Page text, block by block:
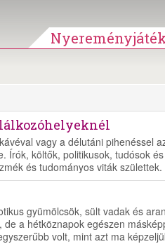
vagy a délutáni pihenéssel
Írók, költők, politikusok, tudósok
és tudományos viták születtek.
gyümölcsök, sült vadak és
a hétköznapok egészen
volt, mint azt ma